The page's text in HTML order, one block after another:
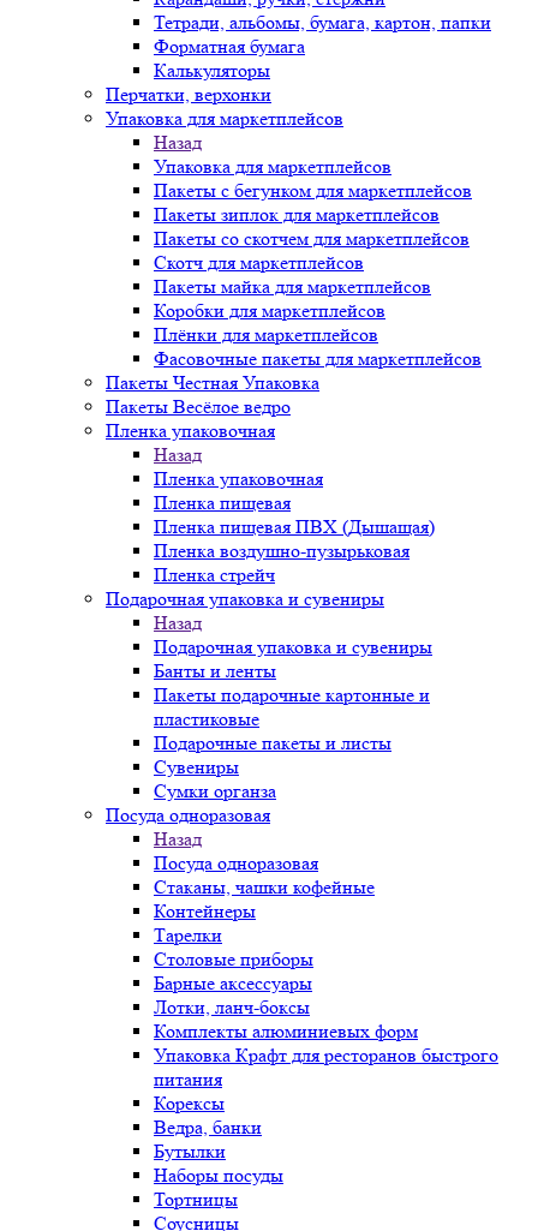
Тетради, альбомы, бумага, картон, папки
Форматная бумага
Калькуляторы
Перчатки, верхонки
Упаковка для маркетплейсов
Назад
Упаковка для маркетплейсов
Пакеты с бегунком для маркетплейсов
Пакеты зиплок для маркетплейсов
Пакеты со скотчем для маркетплейсов
Скотч для маркетплейсов
Пакеты майка для маркетплейсов
Коробки для маркетплейсов
Плёнки для маркетплейсов
Фасовочные пакеты для маркетплейсов
Пакеты Честная Упаковка
Пакеты Весёлое ведро
Пленка упаковочная
Назад
Пленка упаковочная
Пленка пищевая
Пленка пищевая ПВХ (Дышащая)
Пленка воздушно-пузырьковая
Пленка стрейч
Подарочная упаковка и сувениры
Назад
Подарочная упаковка и сувениры
Банты и ленты
Пакеты подарочные картонные и
пластиковые
Подарочные пакеты и листы
Сувениры
Сумки органза
Посуда одноразовая
Назад
Посуда одноразовая
Стаканы, чашки кофейные
Контейнеры
Тарелки
Столовые приборы
Барные аксессуары
Лотки, ланч-боксы
Комплекты алюминиевых форм
Упаковка Крафт для ресторанов быстрого
питания
Корексы
Ведра, банки
Бутылки
Наборы посуды
Тортницы
Соусницы